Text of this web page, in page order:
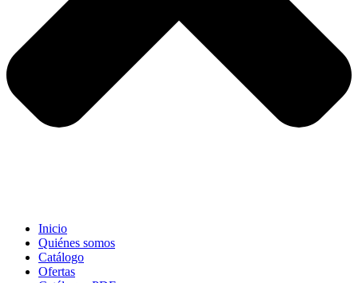
Inicio
Quiénes somos
Catálogo
Ofertas